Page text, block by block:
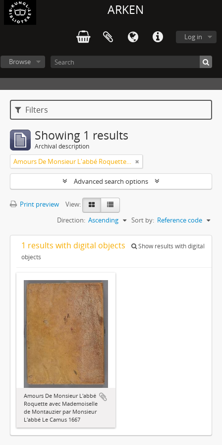
ARKEN
Log in
Browse
Filters
Showing 1 results
Archival description
Amours De Monsieur L'abbé Roquette avec Mademoiselle de Montauzier par Monsieur L'abbé Le Camus 1667
Advanced search options
Print preview
View:
Sort by: Reference code
Direction: Ascending
1 results with digital objects
Show results with digital
objects
Amours De Monsieur L'abbé
Roquette avec Mademoiselle
de Montauzier par Monsieur
L'abbé Le Camus 1667